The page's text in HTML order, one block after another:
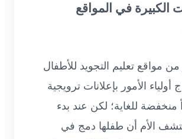
الكبيرة في المواقع
من مواقع تعليم التجويد للأطفال
الأمور بإعلانات ترويجية
منخفضة للغاية؛ لكن عند بدء
الأم أن طفلها دمج في